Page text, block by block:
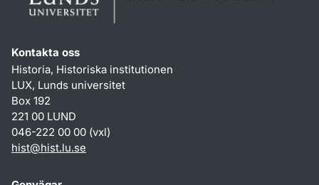
Kontakta oss
Historia, Historiska institutionen
LUX, Lunds universitet
Box 192
221 00 LUND
046-222 00 00 (vxl)
hist@hist.lu.se